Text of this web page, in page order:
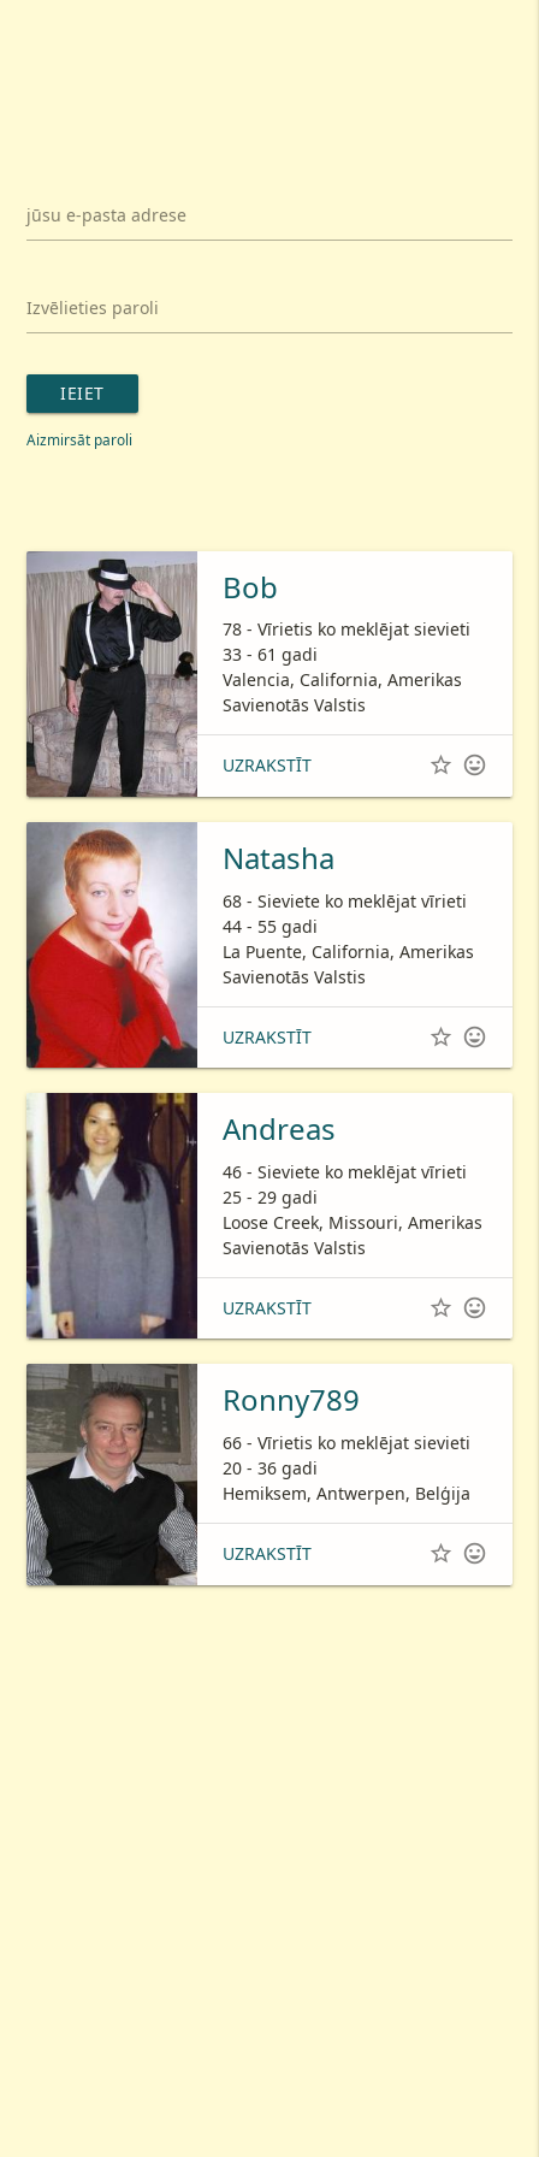
jūsu e-pasta adrese
Izvēlieties paroli
IEIET
Aizmirsāt paroli
Bob
78 - Vīrietis ko meklējat sievieti
33 - 61 gadi
Valencia, California, Amerikas
Savienotās Valstis
UZRAKSTĪT  
Natasha
68 - Sieviete ko meklējat vīrieti
44 - 55 gadi
La Puente, California, Amerikas
Savienotās Valstis
UZRAKSTĪT  
Andreas
46 - Sieviete ko meklējat vīrieti
25 - 29 gadi
Loose Creek, Missouri, Amerikas
Savienotās Valstis
UZRAKSTĪT  
Ronny789
66 - Vīrietis ko meklējat sievieti
20 - 36 gadi
Hemiksem, Antwerpen, Belģija
UZRAKSTĪT  